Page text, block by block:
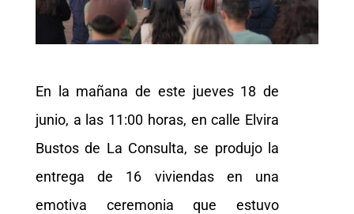
En la mañana de este jueves 18 de
junio, a las 11:00 horas, en calle Elvira
Bustos de La Consulta, se produjo la
entrega de 16 viviendas en una
emotiva ceremonia que estuvo